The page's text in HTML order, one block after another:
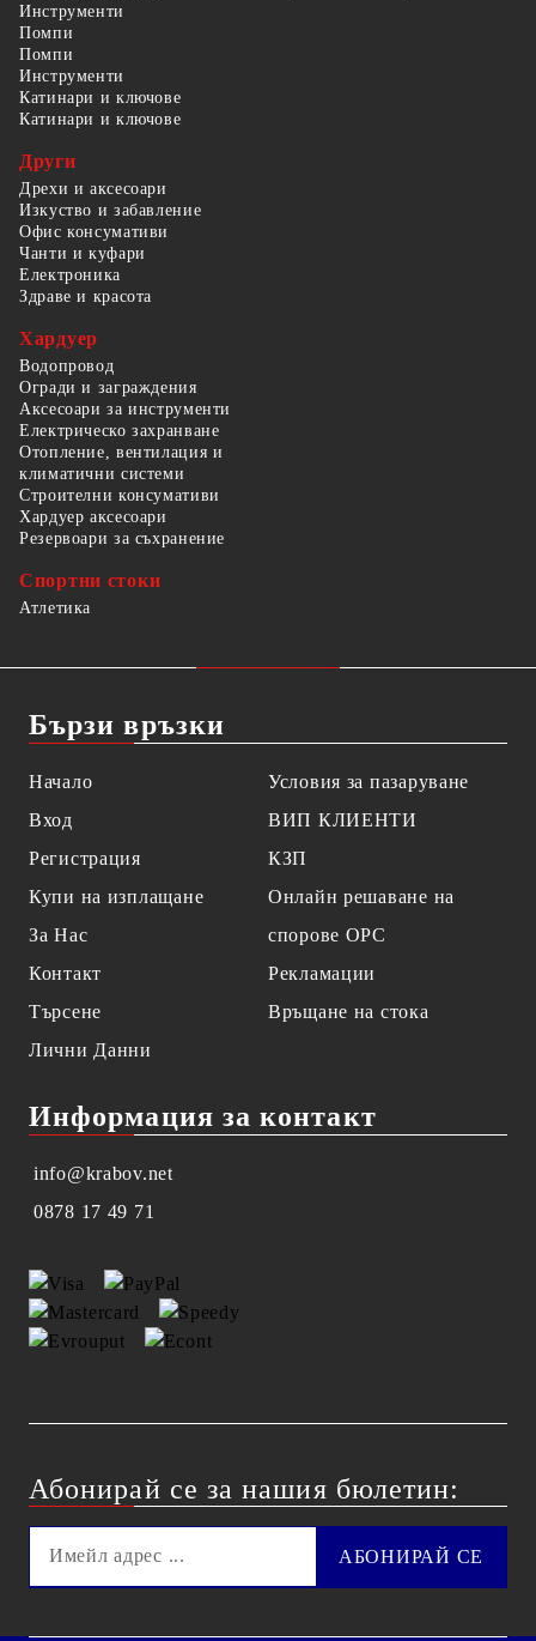
Инструменти
Помпи
Помпи
Инструменти
Катинари и ключове
Катинари и ключове
Други
Дрехи и аксесоари
Изкуство и забавление
Офис консумативи
Чанти и куфари
Електроника
Здраве и красота
Хардуер
Водопровод
Огради и заграждения
Аксесоари за инструменти
Електрическо захранване
Отопление, вентилация и
климатични системи
Строителни консумативи
Хардуер аксесоари
Резервоари за съхранение
Спортни стоки
Атлетика
Бързи връзки
Начало
Вход
Регистрация
Купи на изплащане
За Нас
Контакт
Търсене
Лични Данни
Условия за пазаруване
ВИП КЛИЕНТИ
КЗП
Онлайн решаване на
спорове OPC
Рекламации
Връщане на стока
Информация за контакт
info@krabov.net
0878 17 49 71
Абонирай се за нашия бюлетин: